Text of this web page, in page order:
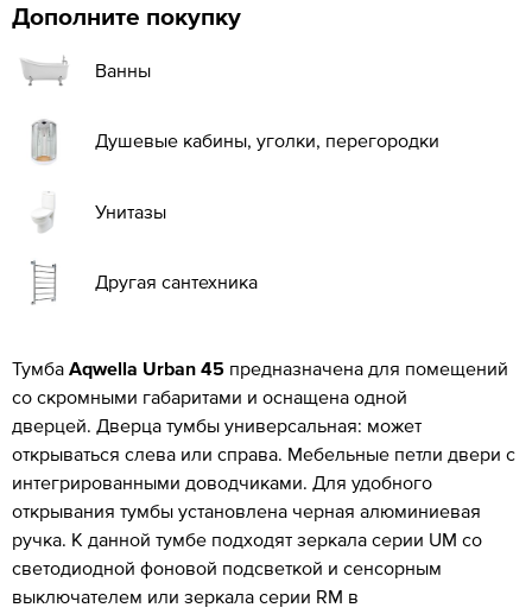
Дополните покупку
Ванны
Душевые кабины, уголки, перегородки
Унитазы
Другая сантехника
Тумба Aqwella Urban 45 предназначена для помещений
со скромными габаритами и оснащена одной
дверцей. Дверца тумбы универсальная: может
открываться слева или справа. Мебельные петли двери с
интегрированными доводчиками. Для удобного
открывания тумбы установлена черная алюминиевая
ручка. К данной тумбе подходят зеркала серии UM со
светодиодной фоновой подсветкой и сенсорным
выключателем или зеркала серии RM в